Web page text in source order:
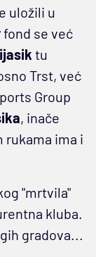
uložili u
fond se već
tu
Trst, već
Group
, inače
rukama ima i
"mrtvila"
kluba.
gradova...